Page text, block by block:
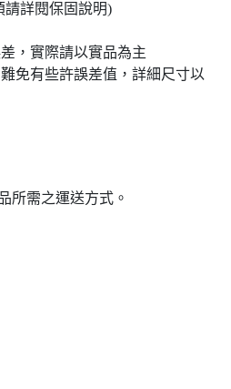
請詳閱保固說明)
，實際請以實品為主
免有些許誤差值，詳細尺寸以
所需之運送方式。